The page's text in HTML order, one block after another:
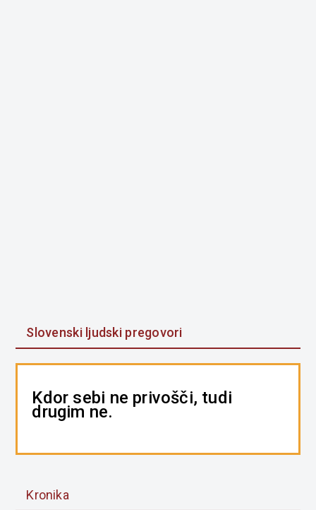
Slovenski ljudski pregovori
Kdor sebi ne privošči, tudi
drugim ne.
Kronika